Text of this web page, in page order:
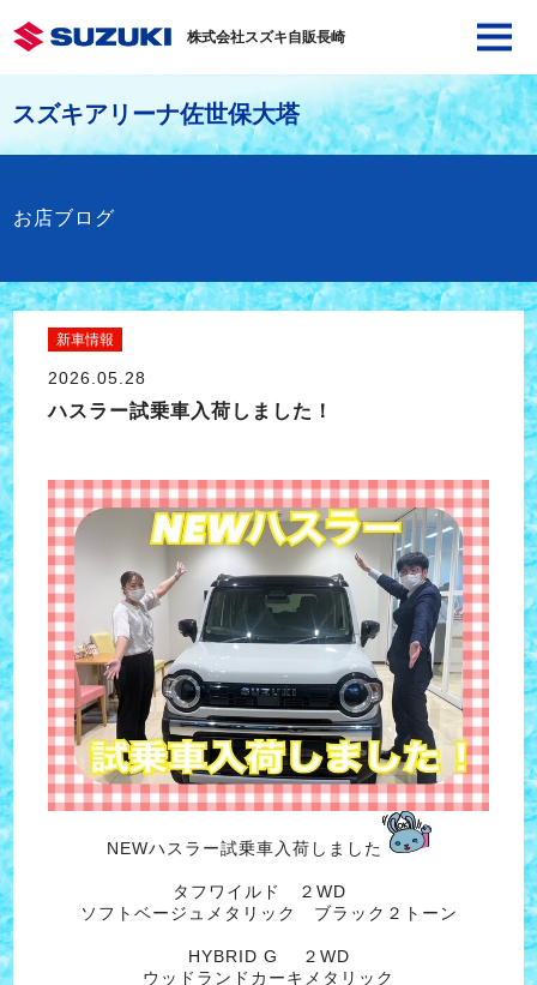
株式会社スズキ自販長崎
スズキアリーナ佐世保大塔
お店ブログ
新車情報
2026.05.28
ハスラー試乗車入荷しました！
NEWハスラー試乗車入荷しました
タフワイルド ２WD
ソフトベージュメタリック ブラック２トーン
HYBRID G ２WD
ウッドランドカーキメタリック